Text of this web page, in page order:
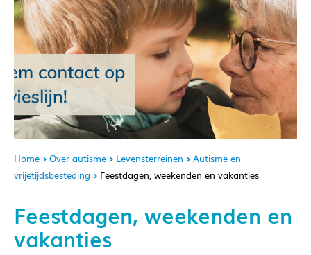
Home Over autisme Levensterreinen
Autisme en
vrijetijdsbesteding
Feestdagen, weekenden en vakanties
Feestdagen, weekenden en
vakanties